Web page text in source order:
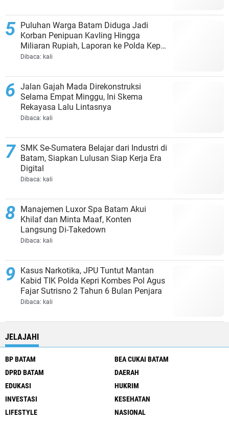
Puluhan Warga Batam Diduga Jadi
Korban Penipuan Kavling Hingga
Miliaran Rupiah, Laporan ke Polda Kepri
Jalan di Tempat?
Dibaca: kali
Jalan Gajah Mada Direkonstruksi
Selama Empat Minggu, Ini Skema
Rekayasa Lalu Lintasnya
Dibaca: kali
SMK Se-Sumatera Belajar dari Industri di
Batam, Siapkan Lulusan Siap Kerja Era
Digital
Dibaca: kali
Manajemen Luxor Spa Batam Akui
Khilaf dan Minta Maaf, Konten
Langsung Di-Takedown
Dibaca: kali
Kasus Narkotika, JPU Tuntut Mantan
Kabid TIK Polda Kepri Kombes Pol Agus
Fajar Sutrisno 2 Tahun 6 Bulan Penjara
Dibaca: kali
JELAJAHI
BP BATAM
BEA CUKAI BATAM
DPRD BATAM
DAERAH
EDUKASI
HUKRIM
INVESTASI
KESEHATAN
LIFESTYLE
NASIONAL